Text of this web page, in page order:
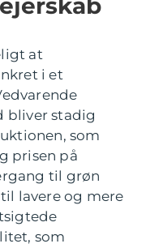
at
i et
bliver stadig
som
prisen på
til grøn
lavere og mere
som